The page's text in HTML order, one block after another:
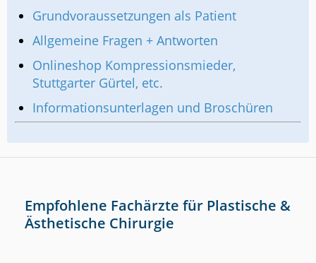
Grundvoraussetzungen als Patient
Allgemeine Fragen + Antworten
Onlineshop Kompressionsmieder,
Stuttgarter Gürtel, etc.
Informationsunterlagen und Broschüren
Empfohlene Fachärzte für Plastische &
Ästhetische Chirurgie